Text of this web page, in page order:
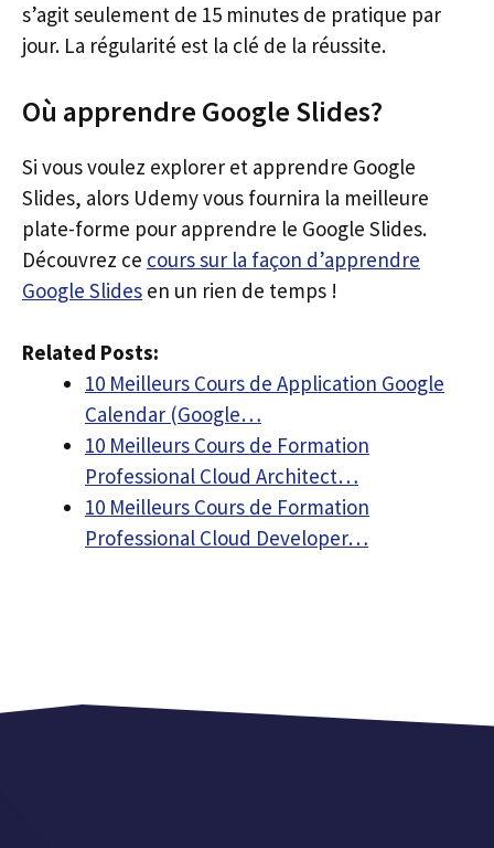
s’agit seulement de 15 minutes de pratique par
jour. La régularité est la clé de la réussite.
Où apprendre Google Slides?
Si vous voulez explorer et apprendre Google
Slides, alors Udemy vous fournira la meilleure
plate-forme pour apprendre le Google Slides.
Découvrez ce cours sur la façon d’apprendre
Google Slides en un rien de temps !
Related Posts:
10 Meilleurs Cours de Application Google
Calendar (Google…
10 Meilleurs Cours de Formation
Professional Cloud Architect…
10 Meilleurs Cours de Formation
Professional Cloud Developer…